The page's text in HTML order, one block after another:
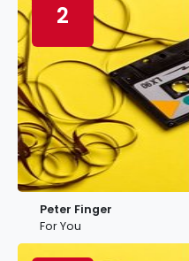
2
Peter Finger
For You